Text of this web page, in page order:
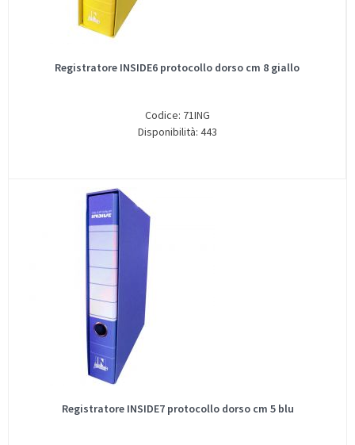
Registratore INSIDE6 protocollo dorso cm 8 giallo
Codice: 71ING
Disponibilità: 443
Registratore INSIDE7 protocollo dorso cm 5 blu